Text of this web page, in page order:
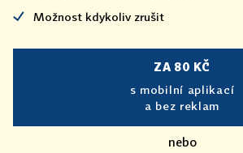
Možnost kdykoliv zrušit
ZA 80 KČ
s mobilní aplikací
a bez reklam
nebo